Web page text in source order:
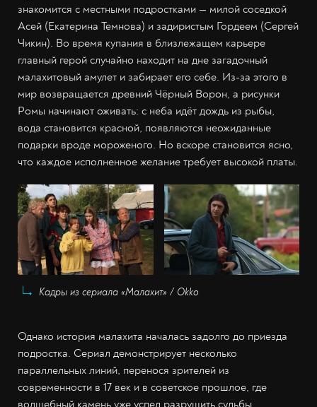
знакомится с местными подростками — милой соседкой
Асей (Екатерина Темнова) и задиристым Гордеем (Сергей
Чикин). Во время купания в близлежащем карьере
главный герой случайно находит на дне загадочный
малахитовый амулет и забирает его себе. Из-за этого в
мир возвращается древний Чёрный Ворон, а рисунки
Ромы начинают оживать: с неба идёт дождь из рыбы,
вода становится красной, появляются неожиданные
подарки вроде мороженого. Но вскоре становится ясно,
что каждое исполненное желание требует высокой платы.
Кадры из сериала «Малахит» / Okko
Однако история малахита началась задолго до приезда
подростка. Сериал демонстрирует несколько
параллельных линий, перенося зрителей из
современности в 17 век и в советское прошлое, где
волшебный камень уже успел разрушить судьбы